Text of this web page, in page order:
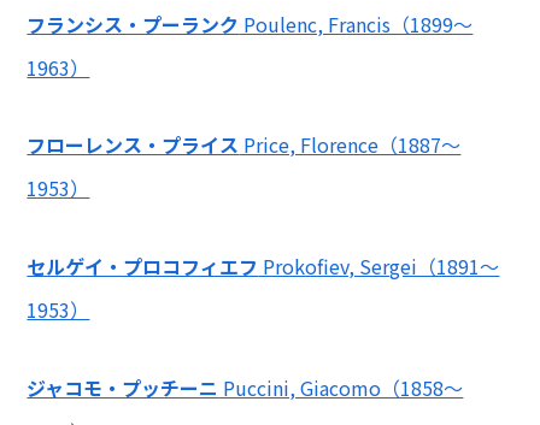
フランシス・プーランク Poulenc, Francis（1899～
1963）
フローレンス・プライス Price, Florence（1887～
1953）
セルゲイ・プロコフィエフ Prokofiev, Sergei（1891～
1953）
ジャコモ・プッチーニ Puccini, Giacomo（1858～